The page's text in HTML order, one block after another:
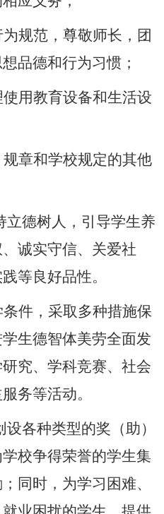
为规范，尊敬师长，团
品德和行为习惯；
使用教育设备和生活设
规章和学校规定的其他
立德树人，引导学生养
诚实守信、关爱社
等良好品性。
件，采取多种措施保
生德智体美劳全面发
究、学科竞赛、社会
务等活动。
设各种类型的奖（助）
校争得荣誉的学生集
同时，为学习困难、